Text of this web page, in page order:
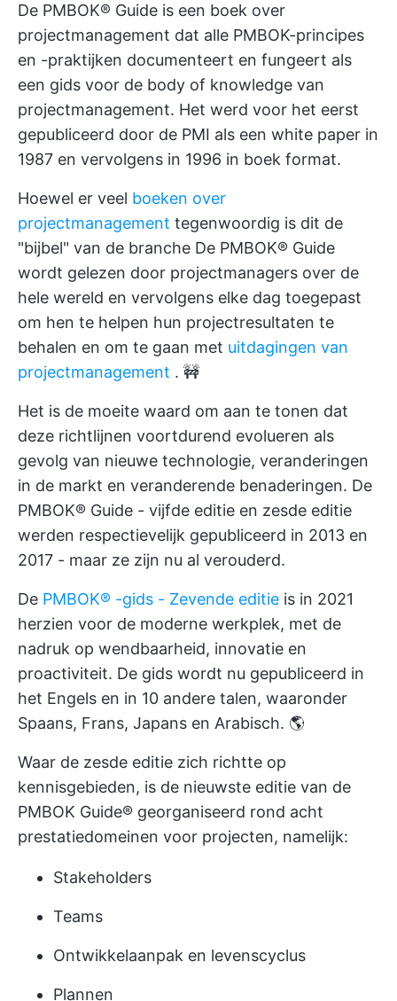
De PMBOK® Guide is een boek over
projectmanagement dat alle PMBOK-principes
en -praktijken documenteert en fungeert als
een gids voor de body of knowledge van
projectmanagement. Het werd voor het eerst
gepubliceerd door de PMI als een white paper in
1987 en vervolgens in 1996 in boek format.
Hoewel er veel boeken over
projectmanagement tegenwoordig is dit de
"bijbel" van de branche De PMBOK® Guide
wordt gelezen door projectmanagers over de
hele wereld en vervolgens elke dag toegepast
om hen te helpen hun projectresultaten te
behalen en om te gaan met uitdagingen van
projectmanagement . 🚧
Het is de moeite waard om aan te tonen dat
deze richtlijnen voortdurend evolueren als
gevolg van nieuwe technologie, veranderingen
in de markt en veranderende benaderingen. De
PMBOK® Guide - vijfde editie en zesde editie
werden respectievelijk gepubliceerd in 2013 en
2017 - maar ze zijn nu al verouderd.
De PMBOK® -gids - Zevende editie is in 2021
herzien voor de moderne werkplek, met de
nadruk op wendbaarheid, innovatie en
proactiviteit. De gids wordt nu gepubliceerd in
het Engels en in 10 andere talen, waaronder
Spaans, Frans, Japans en Arabisch. 🌎
Waar de zesde editie zich richtte op
kennisgebieden, is de nieuwste editie van de
PMBOK Guide® georganiseerd rond acht
prestatiedomeinen voor projecten, namelijk:
Stakeholders
Teams
Ontwikkelaanpak en levenscyclus
Plannen